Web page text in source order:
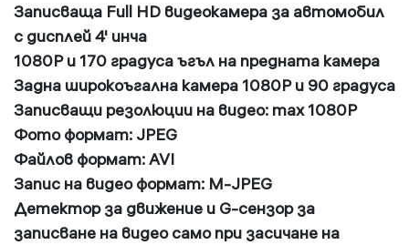
Записваща Full HD видеокамера за автомобил
с дисплей 4' инча
1080P и 170 градуса ъгъл на предната камера
Задна широкоъгална камера 1080P и 90 градуса
Записващи резолюции на видео: max 1080P
Фото формат: JPEG
Файлов формат: AVI
Запис на видео формат: M-JPEG
Детектор за движение и G-сензор за
записване на видео само при засичане на